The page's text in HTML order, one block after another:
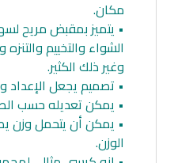
مكان.
• يتميز بمقبض مريح
الشواء والتخييم
وغير ذلك الكثير.
• تصميم يجعل الإعداد
• يمكن تعديله حسب
الوزن.